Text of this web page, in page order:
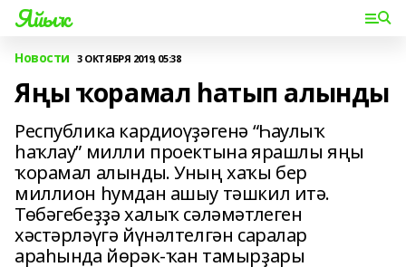
Яйыҡ
Новости 3 ОКТЯБРЯ 2019, 05:38
Яңы ҡорамал һатып алынды
Республика кардиоүҙәгенә “Һаулыҡ
һаҡлау” милли проектына ярашлы яңы
ҡорамал алынды. Уның хаҡы бер
миллион һумдан ашыу тәшкил итә.
Төбәгебеҙҙә халыҡ сәләмәтлеген
хәстәрләүгә йүнәлтелгән саралар
араһында йөрәк-ҡан тамырҙары